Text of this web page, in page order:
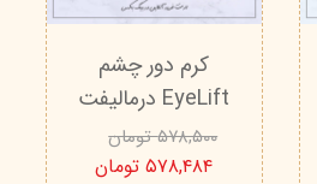
کرم دور چشم
EyeLift درمالیفت
۵۷۸,۵۰۰ تومان
۵۷۸,۴۸۴ تومان